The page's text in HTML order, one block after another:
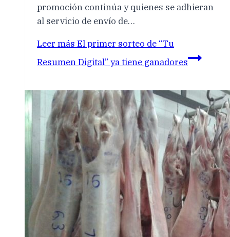
promoción continúa y quienes se adhieran
al servicio de envío de…
Leer más El primer sorteo de “Tu
Resumen Digital” ya tiene ganadores